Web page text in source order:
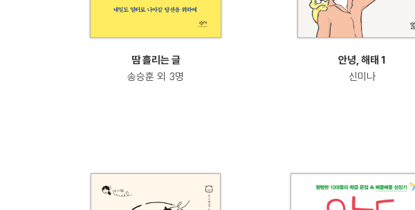
땀 흘리는 글
송승훈 외 3명
안녕, 해태 1
신미나